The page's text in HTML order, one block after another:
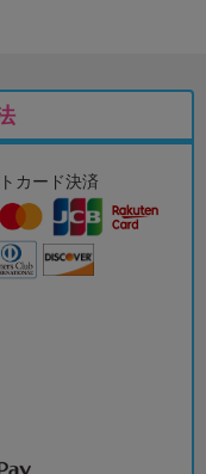
カード決済